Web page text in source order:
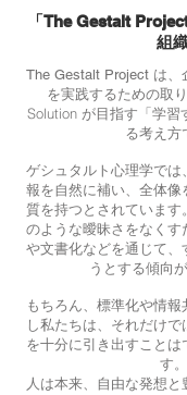
「The Gestalt
組
The Gestalt Projectは、
を実践するための取
Solution が目指す「学習
る考え方
ゲシュタルト心理学で
報を自然に補い、全体像
質を持つとされています
のような曖昧さをなく
や文書化などを通じて、
うとする傾向
もちろん、標準化や情
し私たちは、それだけ
を十分に引き出すことは
す。
人は本来、自由な発想